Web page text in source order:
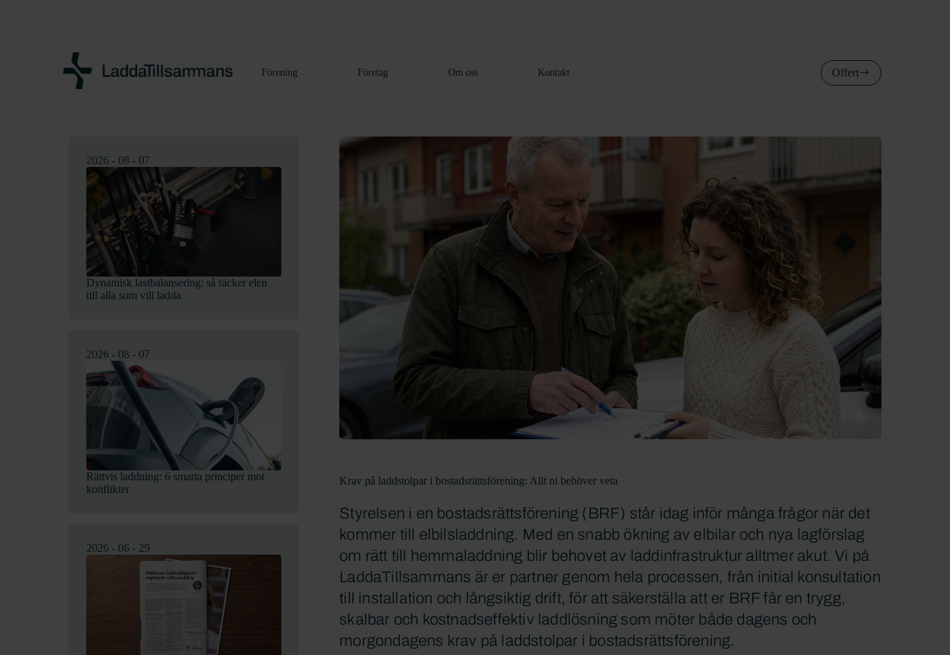
Förening Företag Om oss Kontakt Offert
2026 - 08 - 07
Dynamisk lastbalansering: så räcker elen
till alla som vill ladda
2026 - 08 - 07
Rättvis laddning: 6 smarta principer mot
konflikter
2026 - 06 - 29
Krav på laddstolpar i bostadsrättsförening: Allt ni behöver veta
Styrelsen i en bostadsrättsförening (BRF) står idag inför många frågor när det
kommer till elbilsladdning. Med en snabb ökning av elbilar och nya lagförslag
om rätt till hemmaladdning blir behovet av laddinfrastruktur alltmer akut. Vi på
LaddaTillsammans är er partner genom hela processen, från initial konsultation
till installation och långsiktig drift, för att säkerställa att er BRF får en trygg,
skalbar och kostnadseffektiv laddlösning som möter både dagens och
morgondagens krav på laddstolpar i bostadsrättsförening.